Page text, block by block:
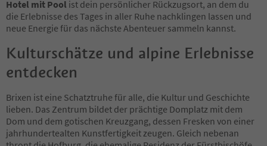
Hotel mit Pool ist dein persönlicher Rückzugsort, an dem du
die Erlebnisse des Tages in aller Ruhe nachklingen lassen und
neue Energie für das nächste Abenteuer sammeln kannst.
Kulturschätze und alpine Erlebnisse
entdecken
Brixen ist eine Schatztruhe für alle, die Kultur und Geschichte
lieben. Das Zentrum bildet der prächtige Domplatz mit dem
Dom und dem gotischen Kreuzgang, dessen Fresken von einer
jahrhundertealten Kunstfertigkeit zeugen. Gleich nebenan